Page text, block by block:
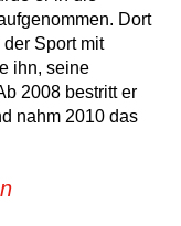
Dort
Sport mit
ihn, seine
2008 bestritt er
nahm 2010 das